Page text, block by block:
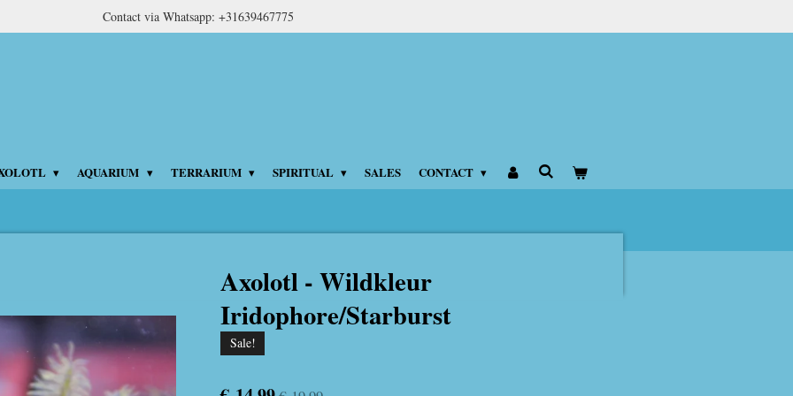
Contact via Whatsapp: +31639467775
AQUARIUM TERRARIUM SPIRITUAL SALES CONTACT
Axolotl - Wildkleur
Iridophore/Starburst
Sale!